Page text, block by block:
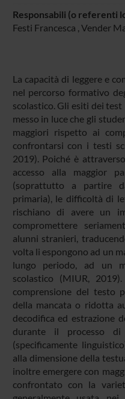
Responsabili (o referenti
Festi Francesca , Vender
La capacità di leggere e
nel percorso formativo
scolastico. Gli esiti dei
messo in luce che gli
maggiori rispetto ai
confrontarsi con i testi
2019). Poiché è
accesso alla maggior
(soprattutto a partire
primaria), le difficoltà di
rischiano di avere un
compromettere
alunni stranieri,
volta li espongono ad un
lungo periodo, ad un
scolastico (MIUR,
comprensione del testo
della mancata o ridotta
decodifica ed estrazione
durante il processo
(specificamente
alla dimensione della
inoltre emergere con
confrontato con la